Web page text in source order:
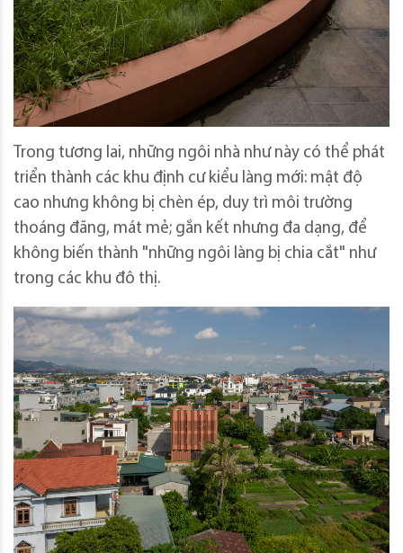
Trong tương lai, những ngôi nhà như này có thể phát
triển thành các khu định cư kiểu làng mới: mật độ
cao nhưng không bị chèn ép, duy trì môi trường
thoáng đãng, mát mẻ; gắn kết nhưng đa dạng, để
không biến thành "những ngôi làng bị chia cắt" như
trong các khu đô thị.